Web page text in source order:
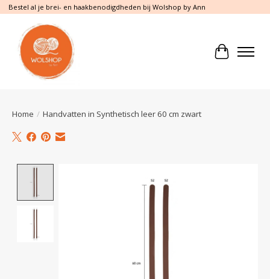
Bestel al je brei- en haakbenodigdheden bij Wolshop by Ann
Home / Handvatten in Synthetisch leer 60 cm zwart